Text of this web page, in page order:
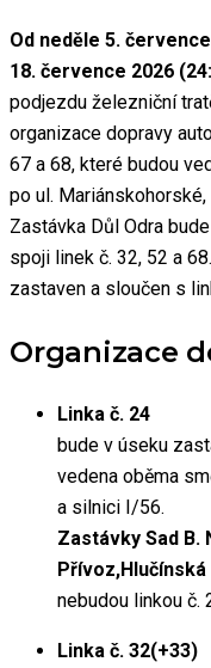
Od neděle 5.
18. července 2026
podjezdu železniční
organizace dopravy
67 a 68, které budou
po ul.
Zastávka Důl Odra
spoji linek č. 32, 52 a
zastaven a sloučen s
Organizace
Linka č. 24
bude v úseku
vedena oběma
a silnici I/56.
Zastávky Sad B.
nebudou linkou č.
Linka č. 32(+33)